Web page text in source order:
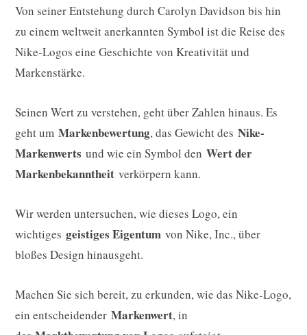
Von seiner Entstehung durch Carolyn Davidson bis hin
zu einem weltweit anerkannten Symbol ist die Reise des
Nike-Logos eine Geschichte von Kreativität und
Markenstärke.
Seinen Wert zu verstehen, geht über Zahlen hinaus. Es
geht um Markenbewertung, das Gewicht des Nike-
Markenwerts und wie ein Symbol den Wert der
Markenbekanntheit verkörpern kann.
Wir werden untersuchen, wie dieses Logo, ein
wichtiges geistiges Eigentum von Nike, Inc., über
bloßes Design hinausgeht.
Machen Sie sich bereit, zu erkunden, wie das Nike-Logo,
ein entscheidender Markenwert, in